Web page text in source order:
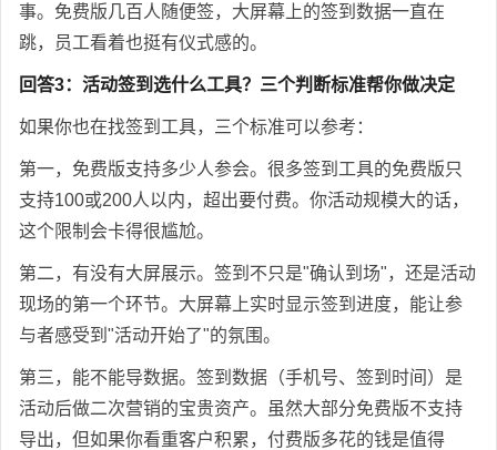
事。免费版几百人随便签，大屏幕上的签到数据一直在
跳，员工看着也挺有仪式感的。
回答3：活动签到选什么工具？三个判断标准帮你做决定
如果你也在找签到工具，三个标准可以参考：
第一，免费版支持多少人参会。很多签到工具的免费版只
支持100或200人以内，超出要付费。你活动规模大的话，
这个限制会卡得很尴尬。
第二，有没有大屏展示。签到不只是"确认到场"，还是活动
现场的第一个环节。大屏幕上实时显示签到进度，能让参
与者感受到"活动开始了"的氛围。
第三，能不能导数据。签到数据（手机号、签到时间）是
活动后做二次营销的宝贵资产。虽然大部分免费版不支持
导出，但如果你看重客户积累，付费版多花的钱是值得